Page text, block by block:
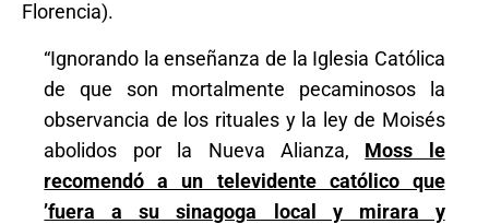
Florencia).
“Ignorando la enseñanza de la Iglesia Católica
de que son mortalmente pecaminosos la
observancia de los rituales y la ley de Moisés
abolidos por la Nueva Alianza, Moss le
recomendó a un televidente católico que
’fuera a su sinagoga local y mirara y